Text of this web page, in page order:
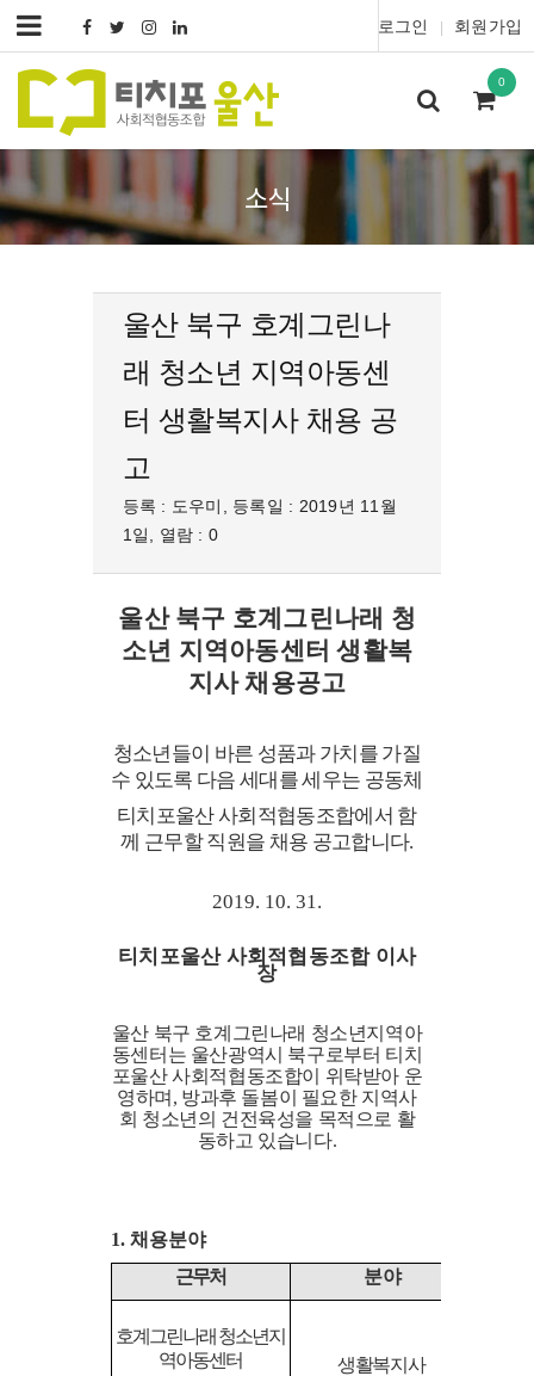
로그인 회원가입
0
소식
울산 북구 호계그린나
래 청소년 지역아동센
터 생활복지사 채용 공
고
등록 : 도우미, 등록일 : 2019년 11월
1일, 열람 : 0
울산 북구 호계그린나래 청
소년 지역아동센터생활복
지사 채용공고
청소년들이 바른 성품과 가치를 가질
수 있도록 다음 세대를 세우는 공동체
티치포울산 사회적협동조합에서 함
께 근무할 직원을 채용 공고합니다.
2019. 10. 31.
티치포울산 사회적협동조합 이사
장
울산 북구 호계그린나래 청소년지역아
동센터는 울산광역시 북구로부터 티치
포울산 사회적협동조합이 위탁받아 운
영하며 , 방과후 돌봄이 필요한 지역사
회 청소년의 건전육성을 목적으로 활
동하고 있습니다.
1. 채용분야
근무처
분 야
호계그린나래 청소년지
역아동센터
생활복지사